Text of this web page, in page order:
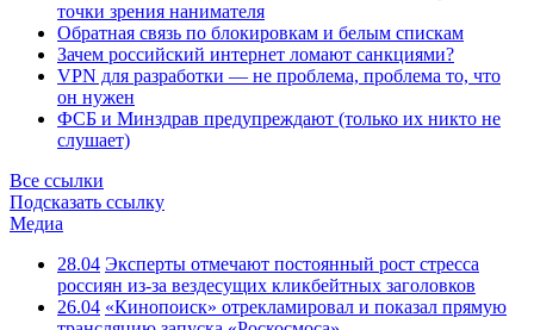
точки зрения нанимателя
Обратная связь по блокировкам и белым спискам
Зачем российский интернет ломают санкциями?
VPN для разработки — не проблема, проблема то, что
он нужен
ФСБ и Минздрав предупреждают (только их никто не
слушает)
Все ссылки
Подсказать ссылку
Медиа
28.04 Эксперты отмечают постоянный рост стресса
россиян из-за вездесущих кликбейтных заголовков
26.04 «Кинопоиск» отрекламировал и показал прямую